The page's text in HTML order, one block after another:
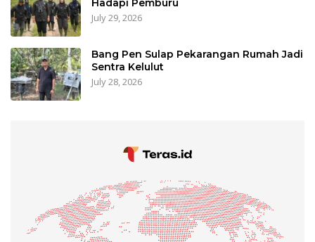
Hadapi Pemburu
July 29, 2026
Bang Pen Sulap Pekarangan Rumah Jadi
Sentra Kelulut
July 28, 2026